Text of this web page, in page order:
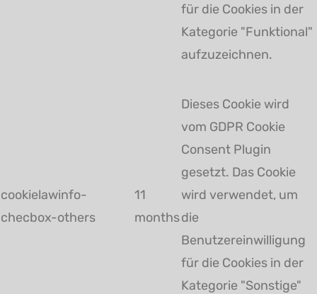
für die Cookies in der
Kategorie "Funktional"
aufzuzeichnen.
cookielawinfo-
checbox-others
11
months
Dieses Cookie wird
vom GDPR Cookie
Consent Plugin
gesetzt. Das Cookie
wird verwendet, um
die
Benutzereinwilligung
für die Cookies in der
Kategorie "Sonstige"